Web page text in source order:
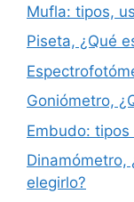
Mufla: tipos,
Piseta, ¿Qué
Goniómetro,
Embudo:
Dinamómetro,
elegirlo?